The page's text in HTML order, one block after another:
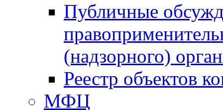
Публичные
(надзорного)
Реестр объектов
МФЦ